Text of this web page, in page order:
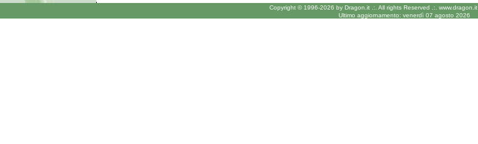
Copyright © 1996-2026 by Dragon.it .:. All rights Reserved .:. www.dragon.it
Ultimo aggiornamento: venerdì 07 agosto 2026